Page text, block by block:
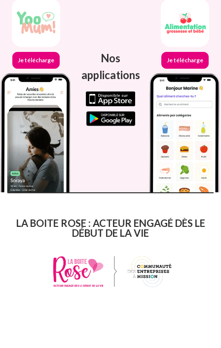
Je télécharge
Nos
applications
Je télécharge
LA BOITE ROSE : ACTEUR ENGAGÉ DÈS LE
DÉBUT DE LA VIE